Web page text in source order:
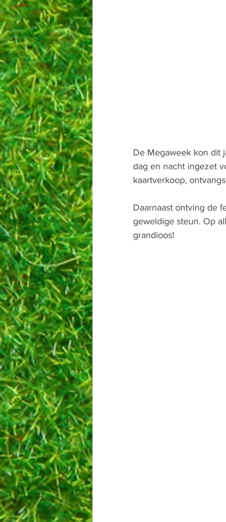
De Megaweek kon dit
dag en nacht ingezet
kaartverkoop,
Daarnaast ontving de
geweldige steun. Op
grandioos!